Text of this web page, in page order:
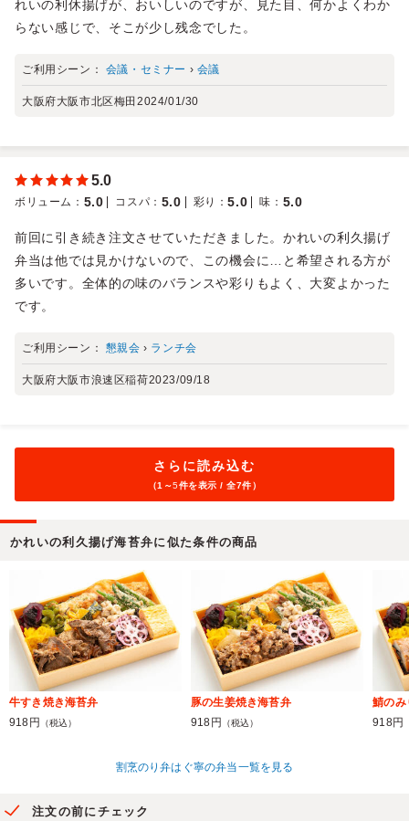
れいの利休揚げが、おいしいのですが、見た目、何かよくわか
らない感じで、そこが少し残念でした。
ご利用シーン： 会議・セミナー › 会議
大阪府大阪市北区梅田 2024/01/30
5.0
ボリューム ： 5.0 コスパ ： 5.0 彩り ：5.0 味 ： 5.0
前回に引き続き注文させていただきました。かれいの利久揚げ
弁当は他では見かけないので、この機会に…と希望される方が
多いです。全体的の味のバランスや彩りもよく、大変よかった
です。
ご利用シーン： 懇親会 › ランチ会
大阪府大阪市浪速区稲荷2023/09/18
さらに読み込む
（1～5件を表示 / 全7件）
かれいの利久揚げ海苔弁に似た条件の商品
牛すき焼き海苔弁
918円
（税込）
豚の生姜焼き海苔弁
918円
（税込）
鯖のみ
918円
割烹のり弁はぐ寧の弁当一覧を見る
注文の前にチェック